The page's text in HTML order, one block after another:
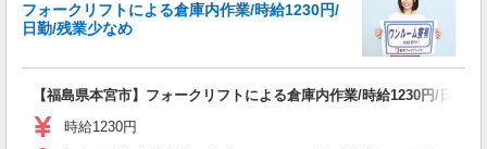
フォークリフトによる倉庫内作業/時給1230円/
日勤/残業少なめ
【福島県本宮市】フォークリフトによる倉庫内作業/時給1230円/日勤/
時給1230円